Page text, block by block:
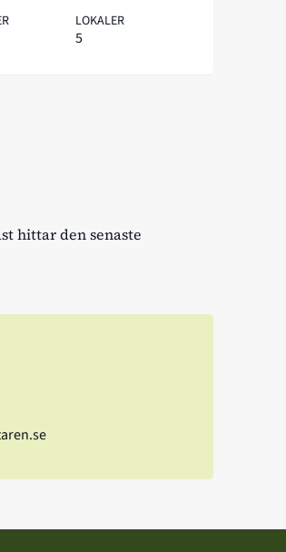
LOKALER
5
hittar den senaste